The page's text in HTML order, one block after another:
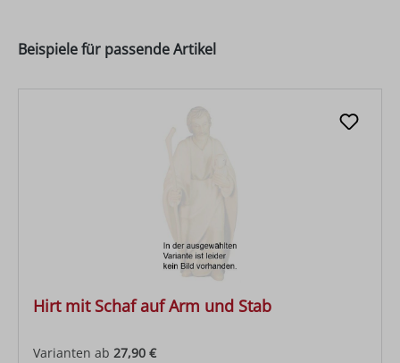
Beispiele für passende Artikel
Hirt mit Schaf auf Arm und Stab
Varianten ab 27,90 €